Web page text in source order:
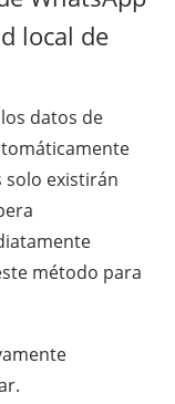
local de
datos de
solo existirán
método para